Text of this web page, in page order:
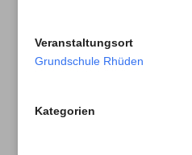
Veranstaltungsort
Grundschule Rhüden
Kategorien